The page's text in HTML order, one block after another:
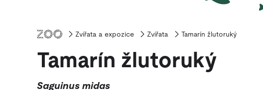
Úvod
Zvířata a expozice Zvířata Tamarín žlutoruký
Tamarín žlutoruký
Saguinus midas